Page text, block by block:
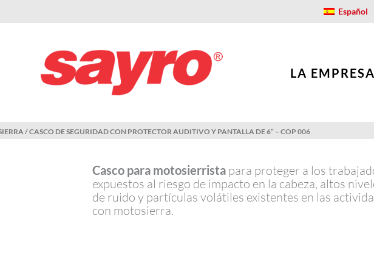
Español
LA EMPRESA
/ CASCO DE SEGURIDAD CON PROTECTOR AUDITIVO Y PANTALLA DE 6” – COP 006
Casco para motosierrista para proteger a los
expuestos al riesgo de impacto en la cabeza, altos
de ruido y partículas volátiles existentes en las
con motosierra.